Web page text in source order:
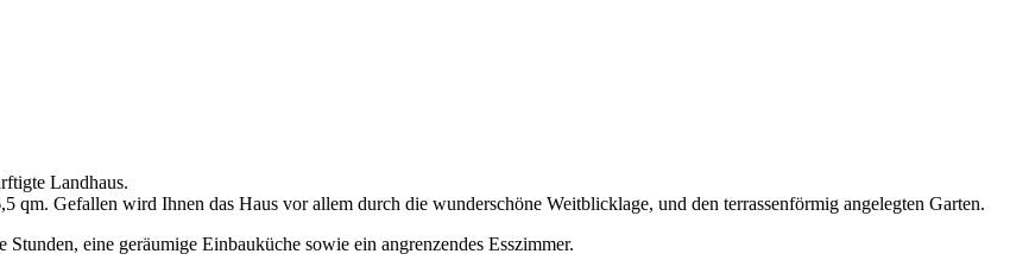
Landhaus.
Gefallen wird Ihnen das Haus vor allem durch die wunderschöne Weitblicklage, und den terrassenförmig angelegten Garten.
eine geräumige Einbauküche sowie ein angrenzendes Esszimmer.